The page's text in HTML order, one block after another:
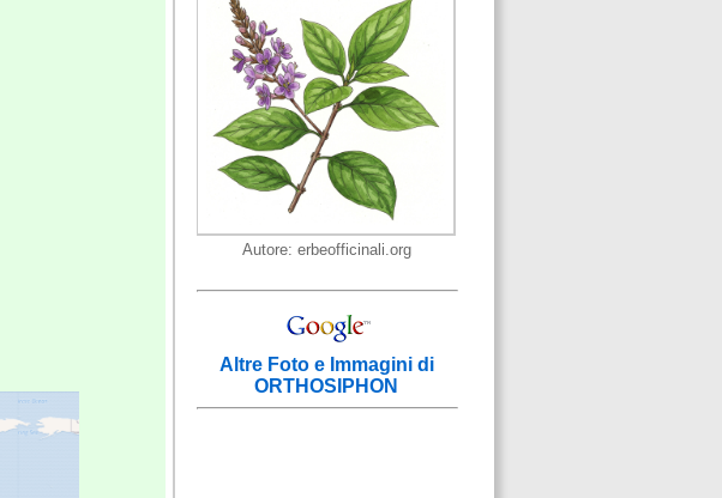
Autore: erbeofficinali.org
Altre Foto e Immagini di
ORTHOSIPHON